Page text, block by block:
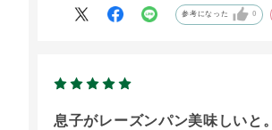
参考になった 0
息子がレーズンパン美味しいと。